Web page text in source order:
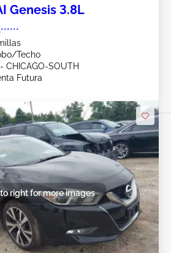
Genesis 3.8L
Techo
- CHICAGO-SOUTH
Futura
right for more images